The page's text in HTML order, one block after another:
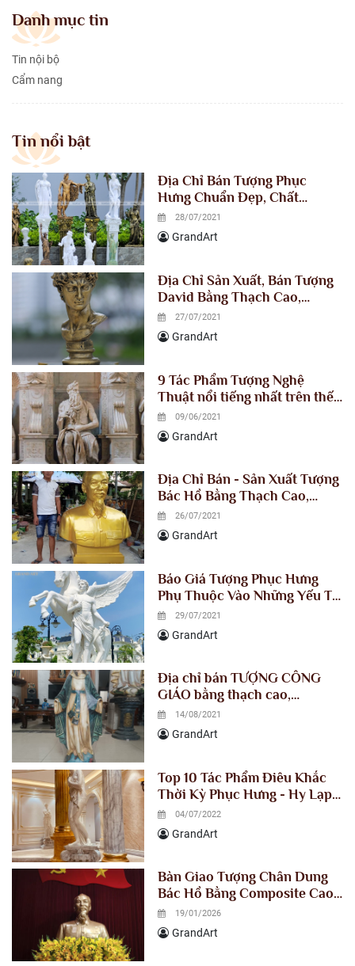
Danh mục tin
Tin nội bộ
Cẩm nang
Tin nổi bật
Địa Chỉ Bán Tượng Phục
Hưng Chuẩn Đẹp, Chất
Lượng, Giá Xuất Xưởng
28/07/2021
GrandArt
Địa Chỉ Sản Xuất, Bán Tượng
David Bằng Thạch Cao,
Composite Giá Xuất Xưởng
27/07/2021
GrandArt
9 Tác Phẩm Tượng Nghệ
Thuật nổi tiếng nhất trên thế
giới09/06/2021
GrandArt
Địa Chỉ Bán - Sản Xuất Tượng
Bác Hồ Bằng Thạch Cao,
Composite Cao Cấp
26/07/2021
GrandArt
Báo Giá Tượng Phục Hưng
Phụ Thuộc Vào Những Yếu Tố
Nào?29/07/2021
GrandArt
Địa chỉ bán TƯỢNG CÔNG
GIÁO bằng thạch cao,
composite chuẩn đẹp - Giá
gốc
14/08/2021
GrandArt
Top 10 Tác Phẩm Điêu Khắc
Thời Kỳ Phục Hưng - Hy Lạp
Cổ Đại Nổi Tiếng Nhất Trên
Thế Giới
04/07/2022
GrandArt
Bàn Giao Tượng Chân Dung
Bác Hồ Bằng Composite Cao
1m5 Cho Tỉnh Ủy Lào Cai
19/01/2026
GrandArt